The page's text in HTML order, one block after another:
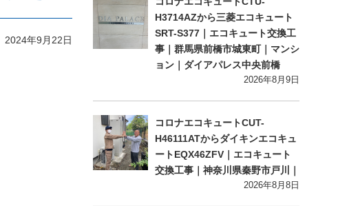
2024年9月22日
H3714AZから三菱エコキュート
SRT-S377｜エコキュート交換工
事｜群馬県前橋市城東町｜マンシ
ョン｜ダイアパレス中央前橋
2026年8月9日
コロナエコキュートCUT-
H46111ATからダイキンエコキュ
ートEQX46ZFV｜エコキュート
交換工事｜神奈川県秦野市戸川｜
2026年8月8日